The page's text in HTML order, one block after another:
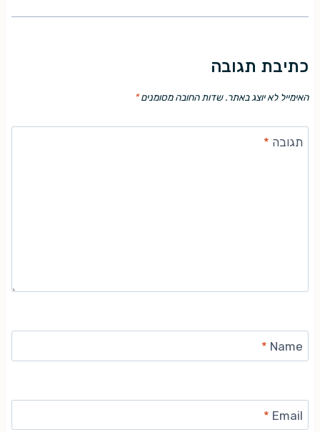
כתיבת תגובה
האימייל לא יוצג באתר. שדות החובה מסומנים*
תגובה *
Name
*
Email
*